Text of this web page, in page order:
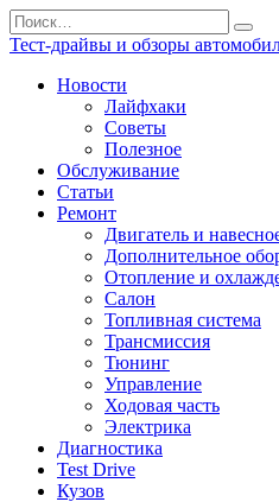
Перейти
к
содержанию
Search
for:
Тест-драйвы и обзоры
Новости
Лайфхаки
Советы
Полезное
Обслуживание
Статьи
Ремонт
Двигатель и
Дополнительное
Отопление и
Салон
Топливная система
Трансмиссия
Тюнинг
Управление
Ходовая часть
Электрика
Диагностика
Test Drive
Кузов